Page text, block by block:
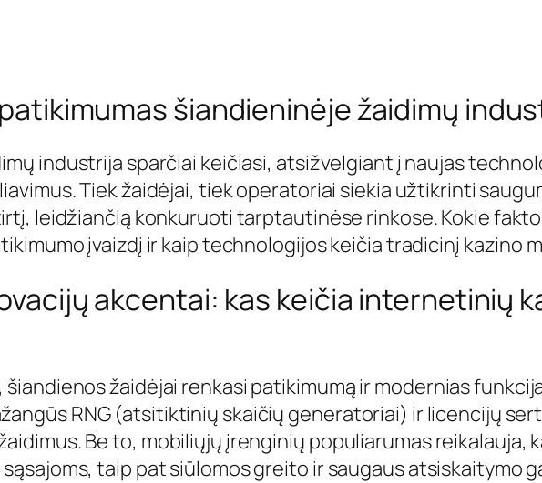
šiandieninėje žaidimų
industrija sparčiai keičiasi, atsižvelgiant į naujas
Tiek žaidėjai, tiek operatoriai siekia užtikrinti
leidžiančią konkuruoti tarptautinėse rinkose. Kokie
įvaizdį ir kaip technologijos keičia tradicinį kazino
akcentai: kas keičia internetinių
žaidėjai renkasi patikimumą ir modernias
RNG (atsitiktinių skaičių generatoriai) ir licencijų
Be to, mobiliųjų įrenginių populiarumas reikalauja,
taip pat siūlomos greito ir saugaus atsiskaitymo